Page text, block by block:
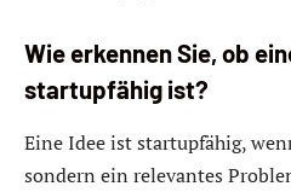
Wie erkennen Sie, ob
startupfähig ist?
Eine Idee ist startupfähig,
sondern ein relevantes